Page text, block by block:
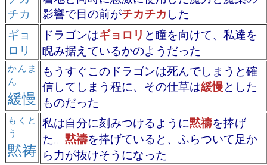
チカ
影響で目の前がチカチカ した
ギョ
ロリ
ドラゴンはギョロリ と瞳を向けて、私達を
睨み据えているかのようだった
緩慢
かんま
ん
もうすぐこのドラゴンは死んでしまうと確
信してしまう程に、その仕草は緩慢とした
ものだった
黙祷
もくと
う
私は自分に刻みつけるように黙禱を捧げ
た。 黙禱を捧げていると、ふらついて足か
ら力が抜けそうになった